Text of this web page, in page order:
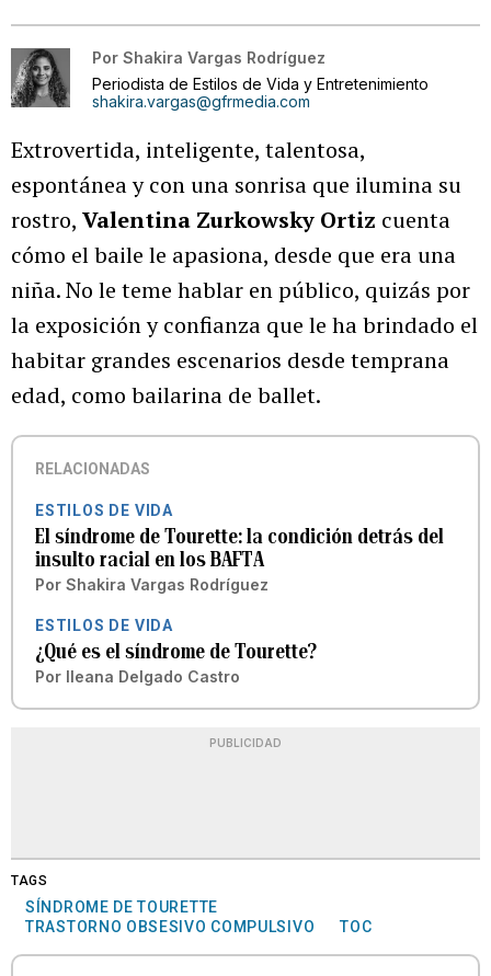
Por Shakira Vargas Rodríguez
Periodista de Estilos de Vida y Entretenimiento
shakira.vargas@gfrmedia.com
Extrovertida, inteligente, talentosa,
espontánea y con una sonrisa que ilumina su
rostro, Valentina Zurkowsky Ortiz cuenta
cómo el baile le apasiona, desde que era una
niña. No le teme hablar en público, quizás por
la exposición y confianza que le ha brindado el
habitar grandes escenarios desde temprana
edad, como bailarina de ballet.
RELACIONADAS
ESTILOS DE VIDA
El síndrome de Tourette: la condición detrás del
insulto racial en los BAFTA
Por Shakira Vargas Rodríguez
ESTILOS DE VIDA
¿Qué es el síndrome de Tourette?
Por Ileana Delgado Castro
PUBLICIDAD
TAGS
SÍNDROME DE TOURETTE
TRASTORNO OBSESIVO COMPULSIVO
TOC